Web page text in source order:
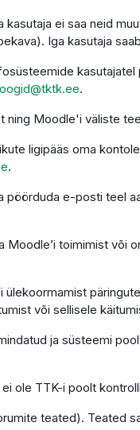
ei saa neid
Iga kasutaja
.
Moodle'i väliste
ligipääs oma
.
pöörduda e-posti teel
toimimist
või sellisele
ja süsteemi
ole TTK-i poolt
teated).